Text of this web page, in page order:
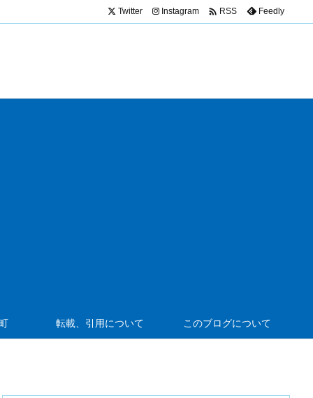
転載、引用について このブログについて
Twitter Instagram  RSS Feedly